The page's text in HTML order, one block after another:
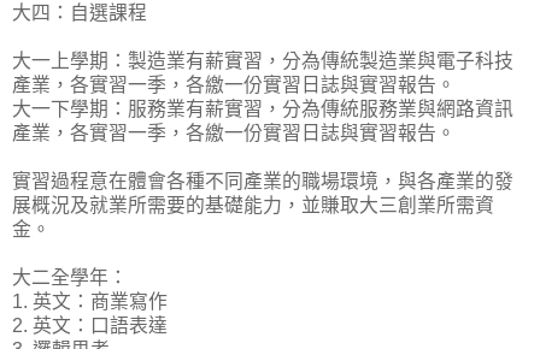
大四：自選課程
大一上學期：製造業有薪實習，分為傳統製造業與電子科技
產業，各實習一季，各繳一份實習日誌與實習報告。
大一下學期：服務業有薪實習，分為傳統服務業與網路資訊
產業，各實習一季，各繳一份實習日誌與實習報告。
實習過程意在體會各種不同產業的職場環境，與各產業的發
展概況及就業所需要的基礎能力，並賺取大三創業所需資
金。
大二全學年：
1. 英文：商業寫作
2. 英文：口語表達